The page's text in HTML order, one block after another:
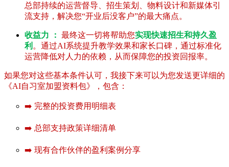
总部持续的运营督导、招生策划、物料设计和新媒体引
流支持，解决您“开业后没客户”的最大痛点。
收益力 ： 最终这一切将帮助您实现快速招生和持久盈
利 。通过AI系统提升教学效果和家长口碑，通过标准化
运营降低对人力的依赖，从而保障您的投资回报率。
如果您对这些基本条件认可，我接下来可以为您发送更详细的
《AI自习室加盟资料包》，包含：
➡️ 完整的投资费用明细表
➡️ 总部支持政策详细清单
➡️ 现有合作伙伴的盈利案例分享